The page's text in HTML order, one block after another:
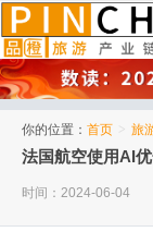
你的位置： 首页 > 旅
法国航空使用AI
时间：2024-06-04